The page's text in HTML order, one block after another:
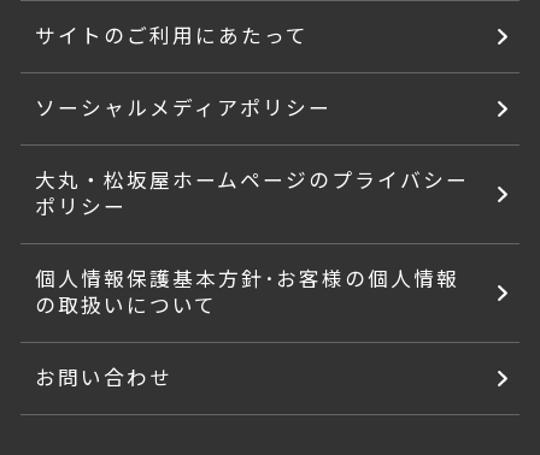
サイトのご利用にあたって
ソーシャルメディアポリシー
大丸・松坂屋ホームページのプライバシー
ポリシー
個人情報保護基本方針･お客様の個人情報
の取扱いについて
お問い合わせ